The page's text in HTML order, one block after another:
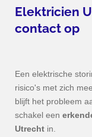
Elektricien
contact op
Een elektrische
risico's met zich
blijft het probleem
schakel een
Utrecht in.